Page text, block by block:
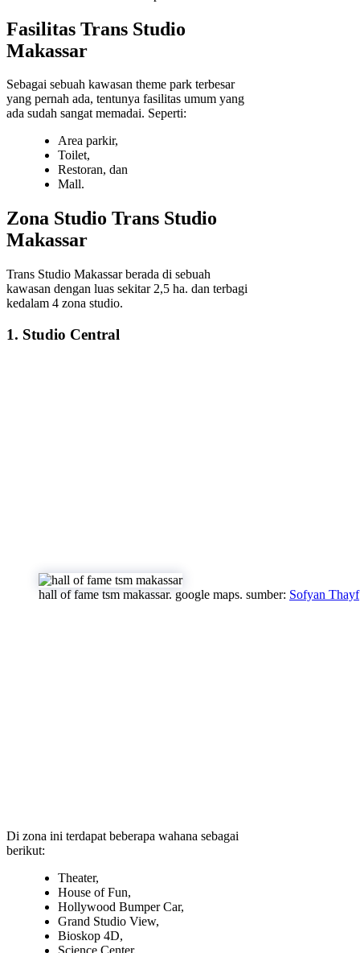
Fasilitas Trans Studio
Makassar
Sebagai sebuah kawasan theme park terbesar
yang pernah ada, tentunya fasilitas umum yang
ada sudah sangat memadai. Seperti:
Area parkir,
Toilet,
Restoran, dan
Mall.
Zona Studio Trans Studio
Makassar
Trans Studio Makassar berada di sebuah
kawasan dengan luas sekitar 2,5 ha. dan terbagi
kedalam 4 zona studio.
1. Studio Central
hall of fame tsm makassar. google maps. sumber: Sofyan Thayf
Di zona ini terdapat beberapa wahana sebagai
berikut:
Theater,
House of Fun,
Hollywood Bumper Car,
Grand Studio View,
Bioskop 4D,
Science Center,